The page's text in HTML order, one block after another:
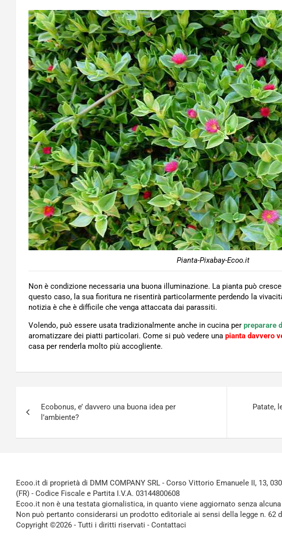
Pianta-Pixabay-Ecoo.it
Non è condizione necessaria una buona illuminazione. La pianta può
questo caso, la sua fioritura ne risentirà particolarmente perdendo la
notizia è che è difficile che venga attaccata dai parassiti.
Volendo, può essere usata tradizionalmente anche in cucina per preparare
aromatizzare dei piatti particolari. Come si può vedere una pianta davvero
casa per renderla molto più accogliente.
articoli
Ecobonus, e’ davvero una buona idea per
l’ambiente?
Patate,
Ecoo.it di proprietà di DMM COMPANY SRL - Corso Vittorio Emanuele II, 13,
(FR) - Codice Fiscale e Partita I.V.A. 03144800608
Ecoo.it non è una testata giornalistica, in quanto viene aggiornato senza
Non può pertanto considerarsi un prodotto editoriale ai sensi della legge n. 62
Copyright ©2026 - Tutti i diritti riservati - Contattaci